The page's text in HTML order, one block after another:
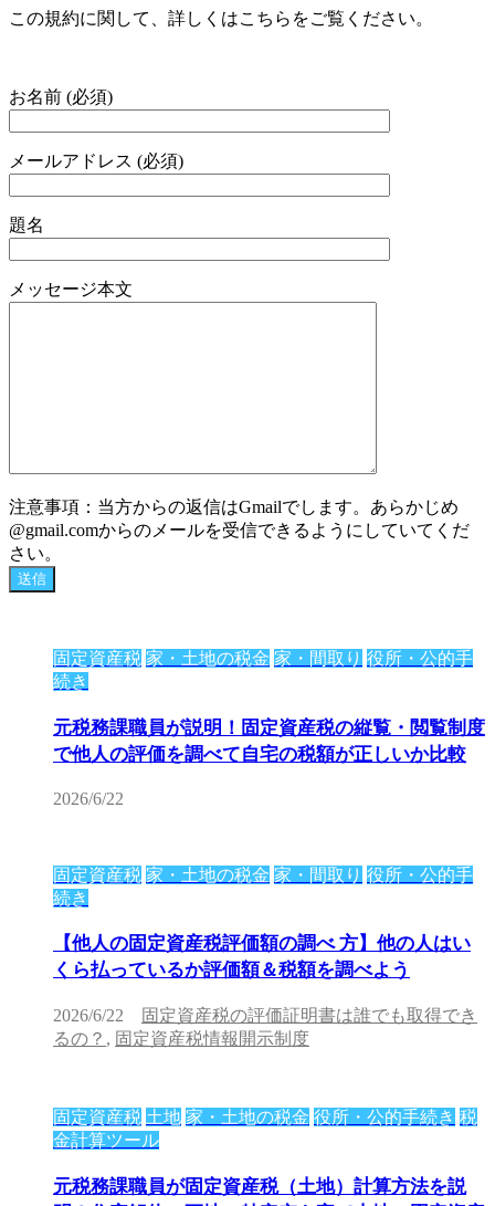
この規約に関して、詳しくはこちらをご覧ください。
お名前 (必須)
メールアドレス (必須)
題名
メッセージ本文
注意事項：当方からの返信はGmailでします。あらかじめ
@gmail.comからのメールを受信できるようにしていてくだ
さい。
固定資産税 家・土地の税金 家・間取り 役所・公的手
続き
元税務課職員が説明！固定資産税の縦覧・閲覧制度
で他人の評価を調べて自宅の税額が正しいか比較
2026/6/22
固定資産税 家・土地の税金 家・間取り 役所・公的手
続き
【他人の固定資産税評価額の調べ 方】他の人はい
くら払っているか評価額＆税額を調べよう
2026/6/22
固定資産税の評価証明書は誰でも取得でき
るの？ , 固定資産税情報開示制度
固定資産税 土地 家・土地の税金 役所・公的手続き 税
金計算ツール
元税務課職員が固定資産税（土地）計算方法を説